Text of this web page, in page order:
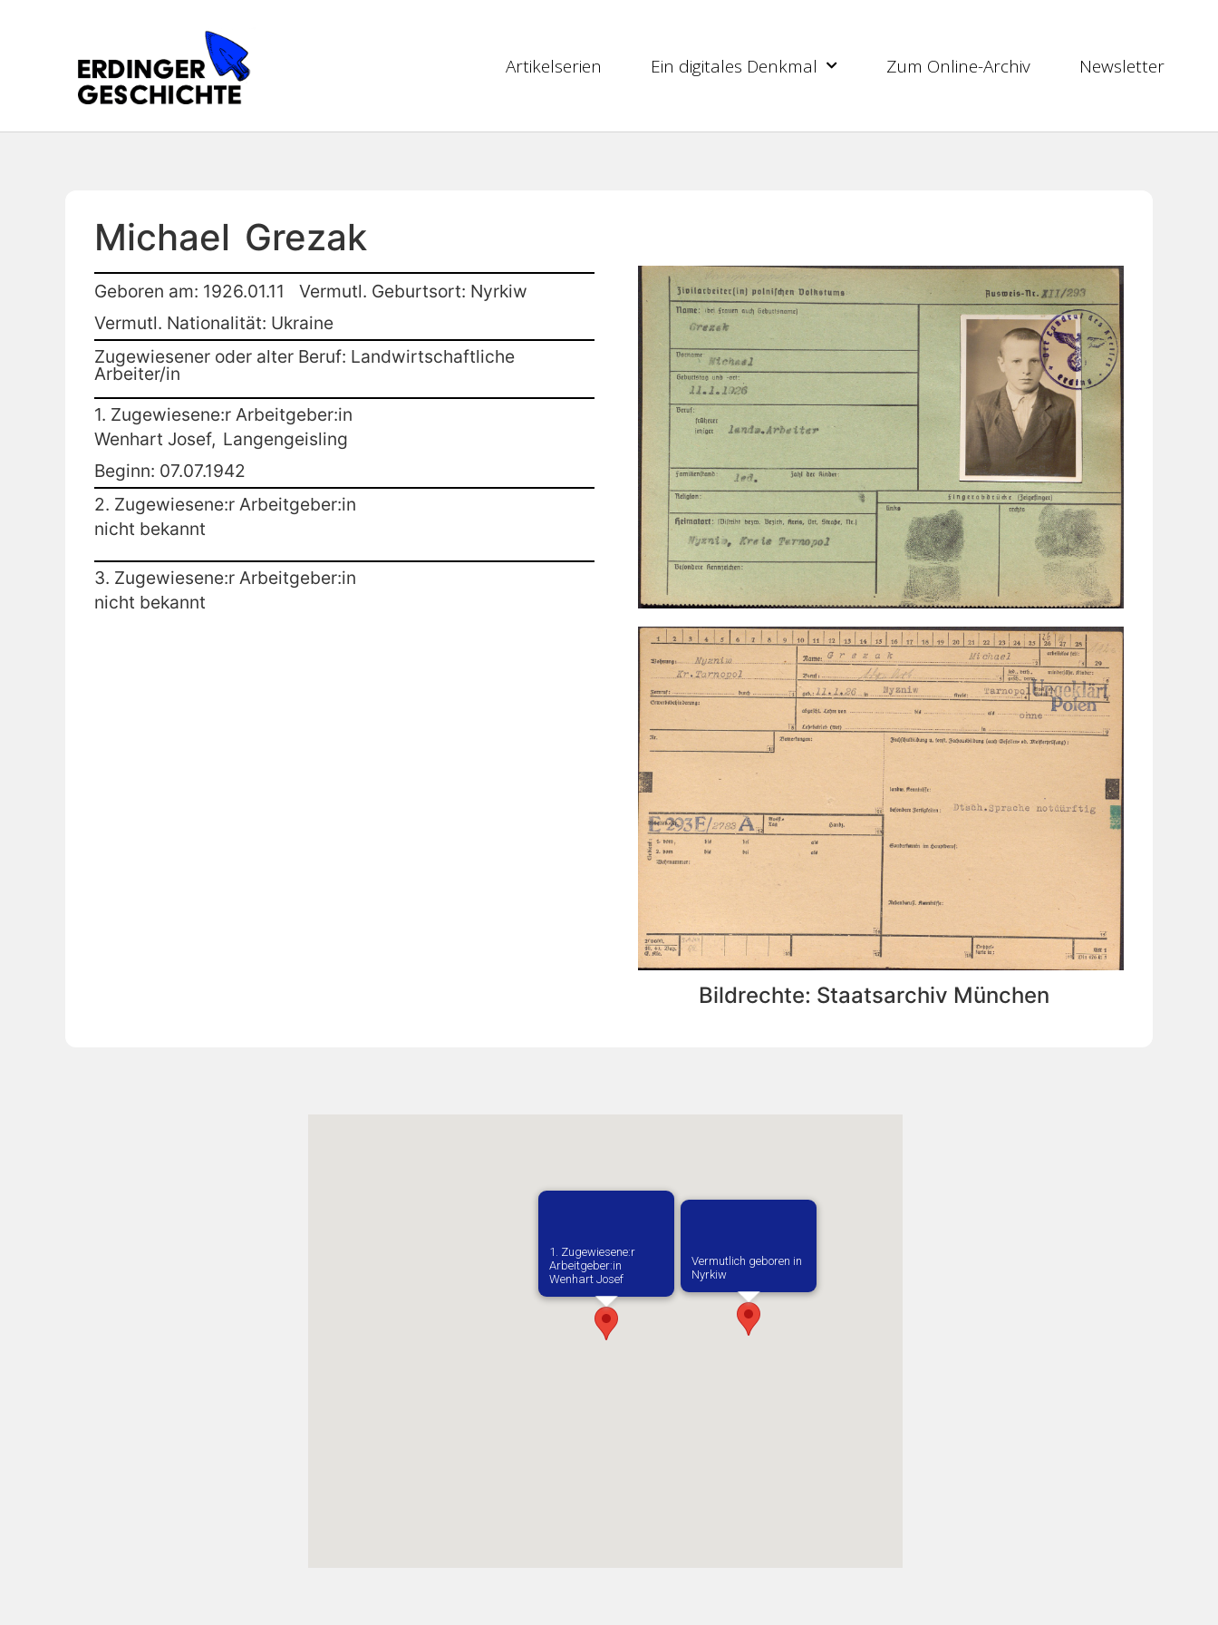
Artikelserien Ein digitales Denkmal Zum Online-Archiv Newsletter
Michael Grezak
Geboren am: 1926.01.11
Vermutl. Geburtsort: Nyrkiw
Vermutl. Nationalität: Ukraine
Zugewiesener oder alter Beruf: Landwirtschaftliche
Arbeiter/in
1. Zugewiesene:r Arbeitgeber:in
Wenhart Josef, Langengeisling
Beginn: 07.07.1942
2. Zugewiesene:r Arbeitgeber:in
nicht bekannt
3. Zugewiesene:r Arbeitgeber:in
nicht bekannt
Bildrechte: Staatsarchiv München
Vermutlich geboren in
Nyrkiw
1. Zugewiesene:r
Arbeitgeber:in​
Wenhart Josef